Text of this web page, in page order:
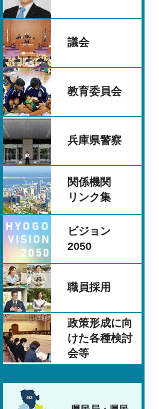
議会
教育委員会
兵庫県警察
関係機関
リンク集
ビジョン
2050
職員採用
政策形成に向
けた各種検討
会等